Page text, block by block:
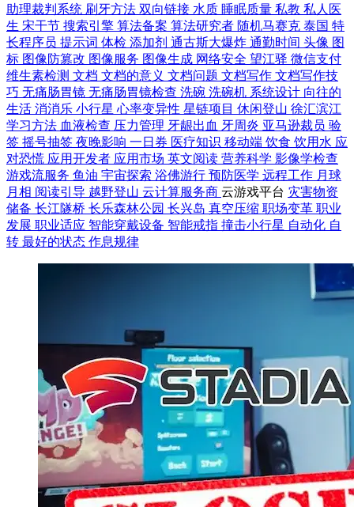
助理裁判系统 刷牙方法 双向链接 水质 睡眠质量 私教 私人医
生 宋干节 搜索引擎 算法备案 算法研究者 随机马赛克 泰国 特
长程序员 提示词 体检 添加剂 通古斯大爆炸 通勤时间 头像 图
标 图像防篡改 图像服务 图像生成 网络安全 望江驿 微信支付
维生素检测 文档 文档的意义 文档问题 文档写作 文档写作技
巧 无痛肠胃镜 无痛肠胃镜检查 洗碗 洗碗机 系统设计 向往的
生活 消消乐 小行星 心率变异性 星链项目 休闲登山 徐汇滨江
学习方法 血液检查 压力管理 牙龈出血 牙周炎 亚马逊裁员 验
签 摇号抽签 夜晚影响 一日券 医疗知识 移动端 饮食 饮用水 应
对恐慌 应用开发者 应用市场 英文阅读 营养科学 影像学检查
游戏流服务 鱼油 宇宙探索 浴佛游行 预防医学 远程工作 月球
月相 阅读引导 越野登山 云计算服务商 云游戏平台 灾害物资
储备 长江隧桥 长乐森林公园 长兴岛 真空压缩 职场变革 职业
发展 职业适应 智能穿戴设备 智能戒指 撞击小行星 自动化 自
转 最好的状态 作息规律